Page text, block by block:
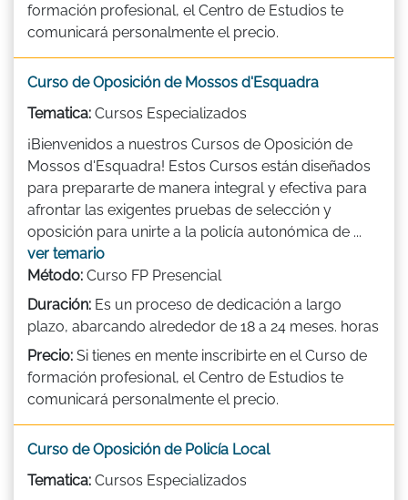
formación profesional, el Centro de Estudios te
comunicará personalmente el precio.
Curso de Oposición de Mossos d'Esquadra
Tematica: Cursos Especializados
¡Bienvenidos a nuestros Cursos de Oposición de
Mossos d'Esquadra! Estos Cursos están diseñados
para prepararte de manera integral y efectiva para
afrontar las exigentes pruebas de selección y
oposición para unirte a la policía autonómica de ...
ver temario
Método: Curso FP Presencial
Duración: Es un proceso de dedicación a largo
plazo, abarcando alrededor de 18 a 24 meses. horas
Precio: Si tienes en mente inscribirte en el Curso de
formación profesional, el Centro de Estudios te
comunicará personalmente el precio.
Curso de Oposición de Policía Local
Tematica: Cursos Especializados